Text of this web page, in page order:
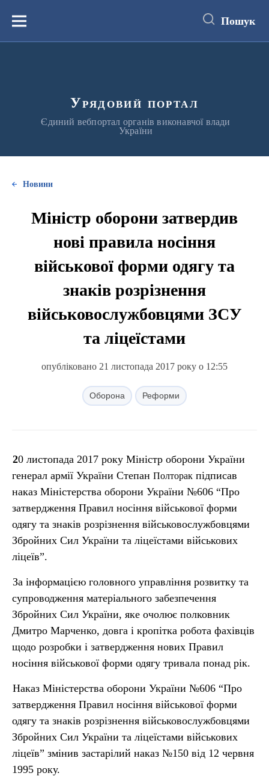
вмістуМеню Пошук
Урядовий портал
Єдиний вебпортал органів виконавчої влади
України
Новини
Міністр оборони затвердив
нові правила носіння
військової форми одягу та
знаків розрізнення
військовослужбовцями ЗСУ
та ліцеїстами
опубліковано 21 листопада 2017 року о 12:55
Оборона Реформи
20 листопада 2017 року Міністр оборони України
генерал армії України Степан Полторак підписав
наказ Міністерства оборони України №606 “Про
затвердження Правил носіння військової форми
одягу та знаків розрізнення військовослужбовцями
Збройних Сил України та ліцеїстами військових
ліцеїв”.
За інформацією головного управління розвитку та
супроводження матеріального забезпечення
Збройних Сил України, яке очолює полковник
Дмитро Марченко, довга і кропітка робота фахівців
щодо розробки і затвердження нових Правил
носіння військової форми одягу тривала понад рік.
Наказ Міністерства оборони України №606 “Про
затвердження Правил носіння військової форми
одягу та знаків розрізнення військовослужбовцями
Збройних Сил України та ліцеїстами військових
ліцеїв” змінив застарілий наказ №150 від 12 червня
1995 року.